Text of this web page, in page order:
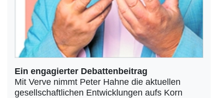
Ein engagierter Debattenbeitrag
Mit Verve nimmt Peter Hahne die aktuellen
gesellschaftlichen Entwicklungen aufs Korn